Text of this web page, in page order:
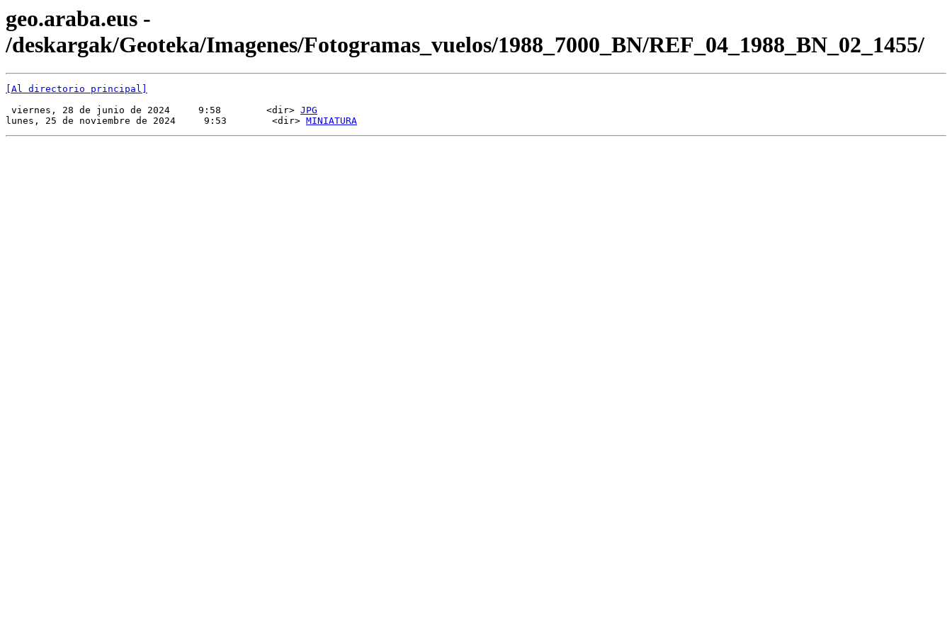
geo.araba.eus -
/deskargak/Geoteka/Imagenes/Fotogramas_vuelos/1988_7000_BN/REF_04_1988_BN_02_1455/
[Al directorio principal]
viernes, 28 de junio de 2024     9:58        <dir> JPG
lunes, 25 de noviembre de 2024     9:53        <dir> MINIATURA